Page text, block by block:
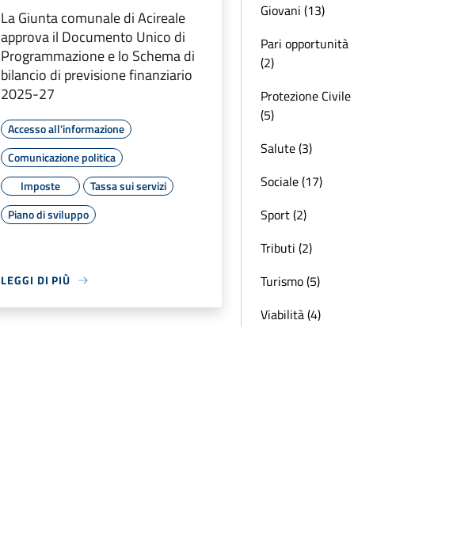
La Giunta comunale di Acireale
approva il Documento Unico di
Programmazione e lo Schema di
bilancio di previsione finanziario
2025-27
Accesso all'informazione
Comunicazione politica
Imposte
Tassa sui servizi
Piano di sviluppo
LEGGI DI PIÙ
Giovani (13)
Pari opportunità
(2)
Protezione Civile
(5)
Salute (3)
Sociale (17)
Sport (2)
Tributi (2)
Turismo (5)
Viabilità (4)